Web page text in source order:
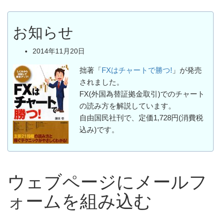
お知らせ
2014年11月20日
拙著「 FXはチャートで勝つ! 」が発売
されました。
FX(外国為替証拠金取引)でのチャート
の読み方を解説しています。
自由国民社刊で、定価1,728円(消費税
込み)です。
ウェブページにメールフ
ォームを組み込む